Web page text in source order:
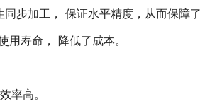
步加工， 保证水平精度，从而保障了
寿命， 降低了成本。
率高。